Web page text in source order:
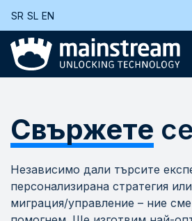
SR SL EN
Свържете
Независимо дали търсите
персонализирана стратегия
миграция/управление – ние